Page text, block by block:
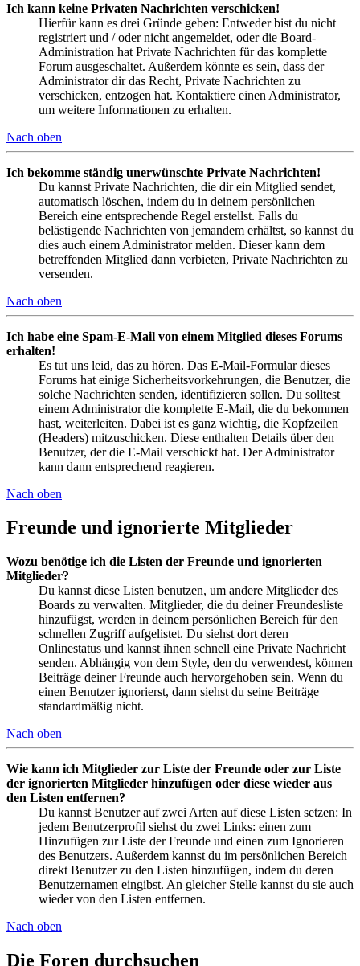
Ich kann keine Privaten Nachrichten verschicken!
Hierfür kann es drei Gründe geben: Entweder bist du nicht
registriert und / oder nicht angemeldet, oder die Board-
Administration hat Private Nachrichten für das komplette
Forum ausgeschaltet. Außerdem könnte es sein, dass der
Administrator dir das Recht, Private Nachrichten zu
verschicken, entzogen hat. Kontaktiere einen Administrator,
um weitere Informationen zu erhalten.
Nach oben
Ich bekomme ständig unerwünschte Private Nachrichten!
Du kannst Private Nachrichten, die dir ein Mitglied sendet,
automatisch löschen, indem du in deinem persönlichen
Bereich eine entsprechende Regel erstellst. Falls du
belästigende Nachrichten von jemandem erhältst, so kannst du
dies auch einem Administrator melden. Dieser kann dem
betreffenden Mitglied dann verbieten, Private Nachrichten zu
versenden.
Nach oben
Ich habe eine Spam-E-Mail von einem Mitglied dieses Forums
erhalten!
Es tut uns leid, das zu hören. Das E-Mail-Formular dieses
Forums hat einige Sicherheitsvorkehrungen, die Benutzer, die
solche Nachrichten senden, identifizieren sollen. Du solltest
einem Administrator die komplette E-Mail, die du bekommen
hast, weiterleiten. Dabei ist es ganz wichtig, die Kopfzeilen
(Headers) mitzuschicken. Diese enthalten Details über den
Benutzer, der die E-Mail verschickt hat. Der Administrator
kann dann entsprechend reagieren.
Nach oben
Freunde und ignorierte Mitglieder
Wozu benötige ich die Listen der Freunde und ignorierten
Mitglieder?
Du kannst diese Listen benutzen, um andere Mitglieder des
Boards zu verwalten. Mitglieder, die du deiner Freundesliste
hinzufügst, werden in deinem persönlichen Bereich für den
schnellen Zugriff aufgelistet. Du siehst dort deren
Onlinestatus und kannst ihnen schnell eine Private Nachricht
senden. Abhängig von dem Style, den du verwendest, können
Beiträge deiner Freunde auch hervorgehoben sein. Wenn du
einen Benutzer ignorierst, dann siehst du seine Beiträge
standardmäßig nicht.
Nach oben
Wie kann ich Mitglieder zur Liste der Freunde oder zur Liste
der ignorierten Mitglieder hinzufügen oder diese wieder aus
den Listen entfernen?
Du kannst Benutzer auf zwei Arten auf diese Listen setzen: In
jedem Benutzerprofil siehst du zwei Links: einen zum
Hinzufügen zur Liste der Freunde und einen zum Ignorieren
des Benutzers. Außerdem kannst du im persönlichen Bereich
direkt Benutzer zu den Listen hinzufügen, indem du deren
Benutzernamen eingibst. An gleicher Stelle kannst du sie auch
wieder von den Listen entfernen.
Nach oben
Die Foren durchsuchen